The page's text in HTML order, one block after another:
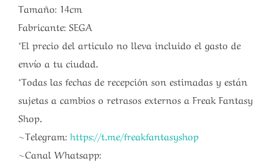
Tamaño: 14cm
Fabricante: SEGA
*El precio del articulo no lleva incluido el gasto de
envío a tu ciudad.
*Todas las fechas de recepción son estimadas y están
sujetas a cambios o retrasos externos a Freak Fantasy
Shop.
~Telegram: https://t.me/freakfantasyshop
~Canal Whatsapp: